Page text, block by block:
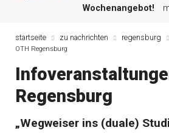
Wochenangebot!
Grillspezialitäten
Der „deutsche
zahlen!
leserbriefe
Maxhütter
startseite zu nachrichten regensburg
OTH Regensburg
Regensburg
„Wegweiser ins (duale)